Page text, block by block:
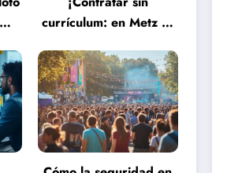
currículum: en Metz es
del reclutamiento hacia
procesos más humanos
y eficaces